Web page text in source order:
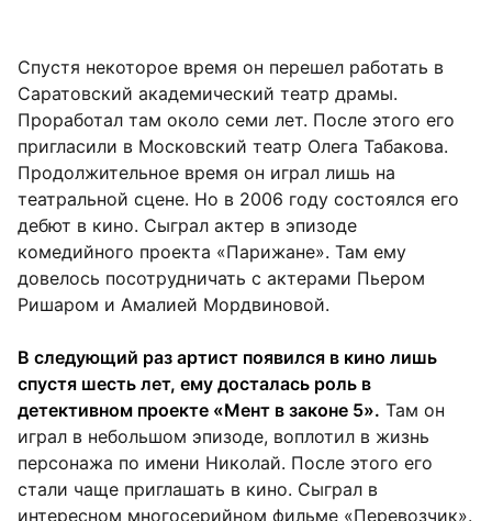
Спустя некоторое время он перешел работать в
Саратовский академический театр драмы.
Проработал там около семи лет. После этого его
пригласили в Московский театр Олега Табакова.
Продолжительное время он играл лишь на
театральной сцене. Но в 2006 году состоялся его
дебют в кино. Сыграл актер в эпизоде
комедийного проекта «Парижане». Там ему
довелось посотрудничать с актерами Пьером
Ришаром и Амалией Мордвиновой.
В следующий раз артист появился в кино лишь
спустя шесть лет, ему досталась роль в
детективном проекте «Мент в законе 5». Там он
играл в небольшом эпизоде, воплотил в жизнь
персонажа по имени Николай. После этого его
стали чаще приглашать в кино. Сыграл в
интересном многосерийном фильме «Перевозчик».